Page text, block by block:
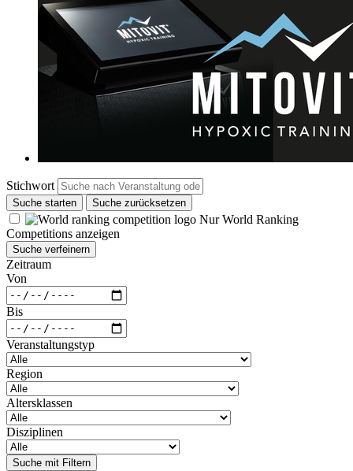
Stichwort
Suche starten Suche zurücksetzen
Nur World Ranking
Competitions anzeigen
Suche verfeinern
Zeitraum
Von
Bis
Veranstaltungstyp
Region
Altersklassen
Disziplinen
Suche mit Filtern